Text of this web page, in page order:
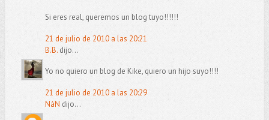
Si eres real, queremos un blog tuyo!!!!!!
21 de julio de 2010 a las 20:21
B.B.dijo...
Yo no quiero un blog de Kike, quiero un hijo suyo!!!!
21 de julio de 2010 a las 20:29
NáN dijo...